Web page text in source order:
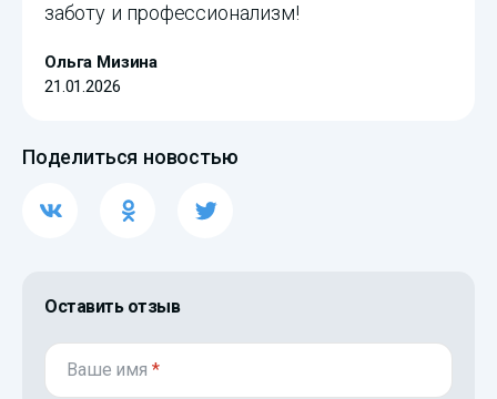
заботу и профессионализм!
Ольга Мизина
21.01.2026
Поделиться новостью
Оставить отзыв
Ваше имя *